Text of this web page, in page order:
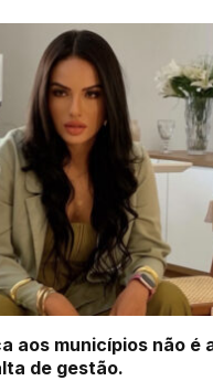
aos municípios não é
de gestão.